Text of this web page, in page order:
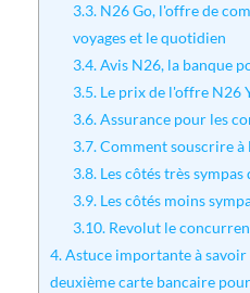
3.3. N26 Go, l'offre de
voyages et le quotidien
3.4.Avis N26, la banque
3.5. Le prix de l'offre N26
3.6.Assurance pour les
3.7.Comment souscrire à
3.8. Les côtés très
3.9. Les côtés moins
3.10. Revolut le
4.Astuce importante à
deuxième carte bancaire